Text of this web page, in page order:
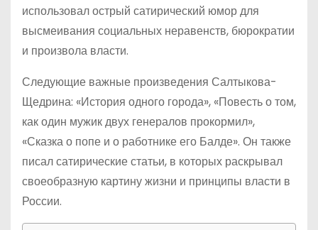
использовал острый сатирический юмор для
высмеивания социальных неравенств, бюрократии
и произвола власти.
Следующие важные произведения Салтыкова-
Щедрина: «История одного города», «Повесть о том,
как один мужик двух генералов прокормил»,
«Сказка о попе и о работнике его Балде». Он также
писал сатирические статьи, в которых раскрывал
своеобразную картину жизни и принципы власти в
России.